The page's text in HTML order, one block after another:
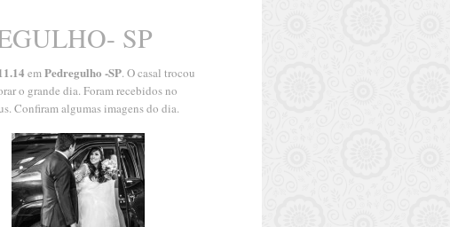
SP
emPedregulho -SP. O casal trocou
o grande dia. Foram recebidos no
Confiram algumas imagens do dia.